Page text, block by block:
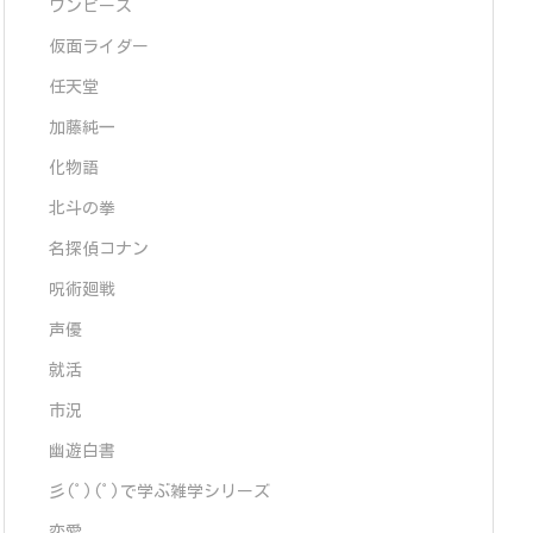
ワンピース
仮面ライダー
任天堂
加藤純一
化物語
北斗の拳
名探偵コナン
呪術廻戦
声優
就活
市況
幽遊白書
彡(ﾟ)(ﾟ)で学ぶ雑学シリーズ